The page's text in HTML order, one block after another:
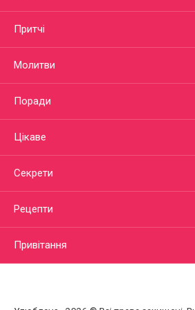
Притчі
Молитви
Поради
Цікаве
Секрети
Рецепти
Привітання